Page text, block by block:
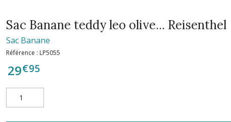
Sac Banane teddy leo olive... Reisenthel
Sac Banane
Référence : LP5055
29€95